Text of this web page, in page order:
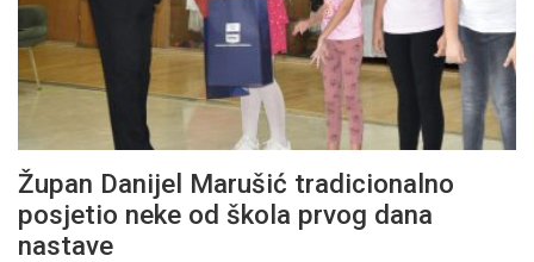
Župan Danijel Marušić tradicionalno
posjetio neke od škola prvog dana
nastave